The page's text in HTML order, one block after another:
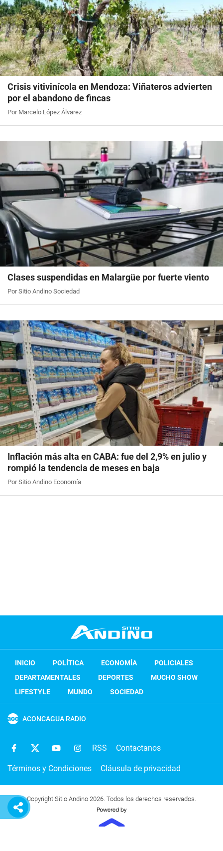
Crisis vitivinícola en Mendoza: Viñateros advierten
por el abandono de fincas
Por Marcelo López Álvarez
Clases suspendidas en Malargüe por fuerte viento
Por Sitio Andino Sociedad
Inflación más alta en CABA: fue del 2,9% en julio y
rompió la tendencia de meses en baja
Por Sitio Andino Economía
INICIO POLÍTICA ECONOMÍA
POLICIALES
DEPARTAMENTALES
DEPORTES
MUCHO SHOW
LIFESTYLE
MUNDO SOCIEDAD
ACONCAGUA RADIO
RSS Contactanos
Términos y Condiciones Cláusula de privacidad
Copyright Sitio Andino 2026. Todos los derechos reservados.